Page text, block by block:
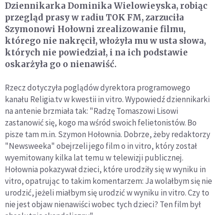
Dziennikarka Dominika Wielowieyska, robiąc
przegląd prasy w radiu TOK FM, zarzuciła
Szymonowi Hołowni zrealizowanie filmu,
którego nie nakręcił, włożyła mu w usta słowa,
których nie powiedział, i na ich podstawie
oskarżyła go o nienawiść.
Rzecz dotyczyła poglądów dyrektora programowego
kanału Religia.tv w kwestii in vitro. Wypowiedź dziennikarki
na antenie brzmiała tak: "Radzę Tomaszowi Lisowi
zastanowić się, kogo ma wśród swoich felietonistów. Bo
pisze tam m.in. Szymon Hołownia. Dobrze, żeby redaktorzy
"Newsweeka" obejrzeli jego film o in vitro, który został
wyemitowany kilka lat temu w telewizji publicznej.
Hołownia pokazywał dzieci, które urodziły się w wyniku in
vitro, opatrując to takim komentarzem: Ja wolałbym się nie
urodzić, jeżeli miałbym się urodzić w wyniku in vitro. Czy to
nie jest objaw nienawiści wobec tych dzieci? Ten film był